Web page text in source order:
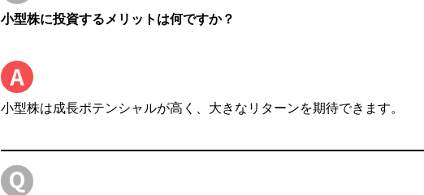
小型株に投資するメリットは何ですか？
小型株は成長ポテンシャルが高く、大きなリターンを期待できます。